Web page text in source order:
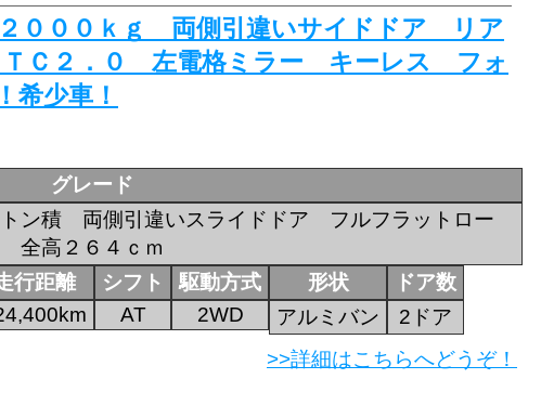
００ｋｇ 両側引違いサイドドア リア
Ｃ２．０ 左電格ミラー キーレス フォ
少車！
グレード
積 両側引違いスライドドア フルフラットロー
全高２６４ｃｍ
行距離
シフト
AT
駆動方式
2WD
形状
アルミバン
ドア数
2ドア
>>詳細はこちらへどうぞ！